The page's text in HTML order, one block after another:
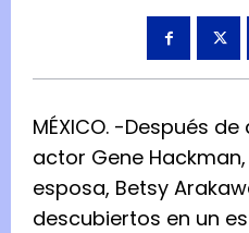
MÉXICO. -Después
actor Gene
esposa, Betsy
descubiertos en un